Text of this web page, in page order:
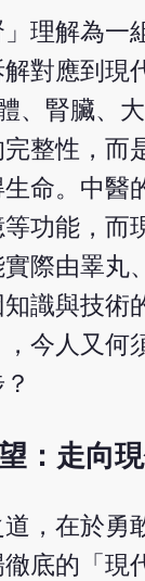
理解為一
對應到現
、腎臟、
整性，而
命。中醫
功能，而
際由睪丸
識與技術
今人又何
：走向
，在於勇
底的「現